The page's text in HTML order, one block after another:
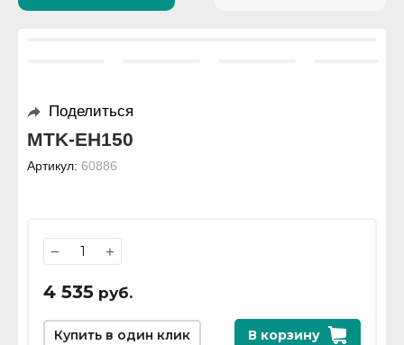
Поделиться
MTK-EH150
Артикул: 60886
− +
4 535 руб.
В корзину
Купить в один клик